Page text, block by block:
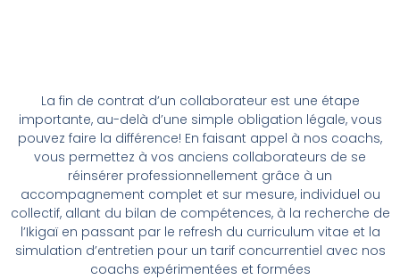
La fin de contrat d’un collaborateur est une étape
importante, au-delà d’une simple obligation légale, vous
pouvez faire la différence! En faisant appel à nos coachs,
vous permettez à vos anciens collaborateurs de se
réinsérer professionnellement grâce à un
accompagnement complet et sur mesure, individuel ou
collectif, allant du bilan de compétences, à la recherche de
l’Ikigaï en passant par le refresh du curriculum vitae et la
simulation d’entretien pour un tarif concurrentiel avec nos
coachs expérimentées et formées